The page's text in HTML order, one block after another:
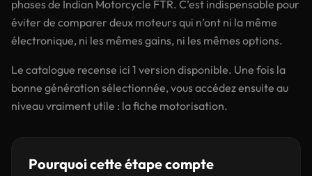
phases de Indian Motorcycle FTR. C’est indispensable pour
éviter de comparer deux moteurs qui n’ont ni la même
électronique, ni les mêmes gains, ni les mêmes options.
Le catalogue recense ici 1 version disponible. Une fois la
bonne génération sélectionnée, vous accédez ensuite au
niveau vraiment utile : la fiche motorisation.
Pourquoi cette étape compte